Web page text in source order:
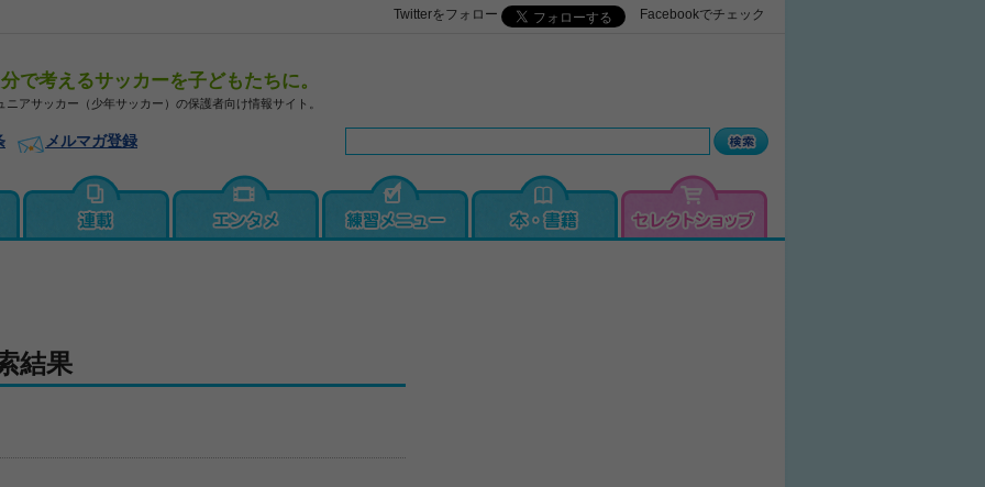
Twitterをフォロー Facebookでチェック
で考えるサッカーを子どもたちに。
ニアサッカー（少年サッカー）の保護者向け情報サイト。
メルマガ登録
結果